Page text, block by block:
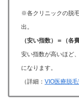
※各クリニックの脱
出。
（安い指数）＝（各
安い指数が高いほど
になります。
（詳細： VIO医療脱